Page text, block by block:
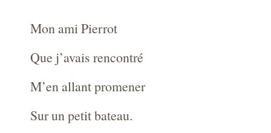
Mon ami Pierrot
Que j’avais rencontré
M’en allant promener
Sur un petit bateau.